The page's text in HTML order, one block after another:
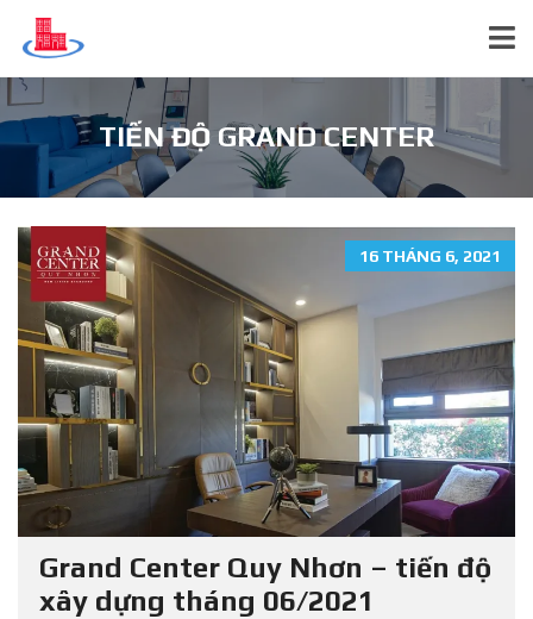
TIẾN ĐỘ GRAND CENTER
16 THÁNG 6, 2021
Grand Center Quy Nhơn – tiến độ
xây dựng tháng 06/2021